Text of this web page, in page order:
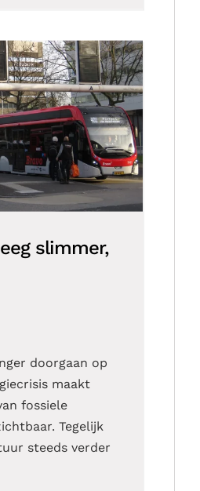
slimmer,
doorgaan op
maakt
fossiele
Tegelijk
steeds verder